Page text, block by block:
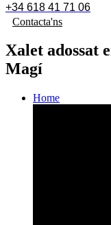
+34 618 41 71 06
Contacta'ns
Xalet adossat
Magí
Home